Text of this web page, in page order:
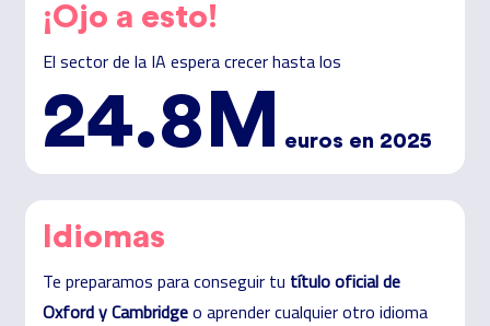
¡Ojo a esto!
El sector de la IA espera crecer hasta los
24.8M euros en 2025
Idiomas
Te preparamos para conseguir tu título oficial de
Oxford y Cambridgeo aprender cualquier otro idioma